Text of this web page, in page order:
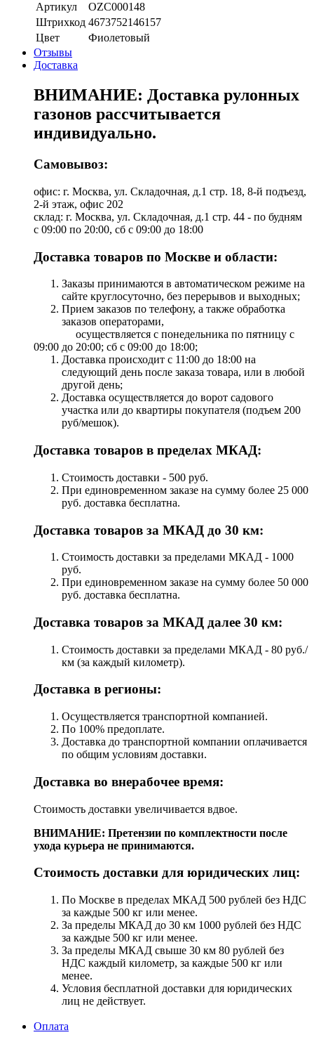
Артикул
OZC000148
Штрихкод 4673752146157
Цвет
Фиолетовый
Отзывы
Доставка
ВНИМАНИЕ: Доставка рулонных
газонов рассчитывается
индивидуально.
Самовывоз:
офис: г. Москва, ул. Складочная, д.1 стр. 18, 8-й подъезд,
2-й этаж, офис 202
склад: г. Москва, ул. Складочная, д.1 стр. 44 - по будням
с 09:00 по 20:00, сб с 09:00 до 18:00
Доставка товаров по Москве и области:
Заказы принимаются в автоматическом режиме на
сайте круглосуточно, без перерывов и выходных;
Прием заказов по телефону, а также обработка
заказов операторами,
осуществляется с понедельника по пятницу с
09:00 до 20:00; сб с 09:00 до 18:00;
Доставка происходит с 11:00 до 18:00 на
следующий день после заказа товара, или в любой
другой день;
Доставка осуществляется до ворот садового
участка или до квартиры покупателя (подъем 200
руб/мешок).
Доставка товаров в пределах МКАД:
Стоимость доставки - 500 руб.
При единовременном заказе на сумму более 25 000
руб. доставка бесплатна.
Доставка товаров за МКАД до 30 км:
Стоимость доставки за пределами МКАД - 1000
руб.
При единовременном заказе на сумму более 50 000
руб. доставка бесплатна.
Доставка товаров за МКАД далее 30 км:
Стоимость доставки за пределами МКАД - 80 руб./
км (за каждый километр).
Доставка в регионы:
Осуществляется транспортной компанией.
По 100% предоплате.
Доставка до транспортной компании оплачивается
по общим условиям доставки.
Доставка во внерабочее время:
Стоимость доставки увеличивается вдвое.
ВНИМАНИЕ: Претензии по комплектности после
ухода курьера не принимаются.
Стоимость доставки для юридических лиц:
По Москве в пределах МКАД 500 рублей без НДС
за каждые 500 кг или менее.
За пределы МКАД до 30 км 1000 рублей без НДС
за каждые 500 кг или менее.
За пределы МКАД свыше 30 км 80 рублей без
НДС каждый километр, за каждые 500 кг или
менее.
Условия бесплатной доставки для юридических
лиц не действует.
Оплата